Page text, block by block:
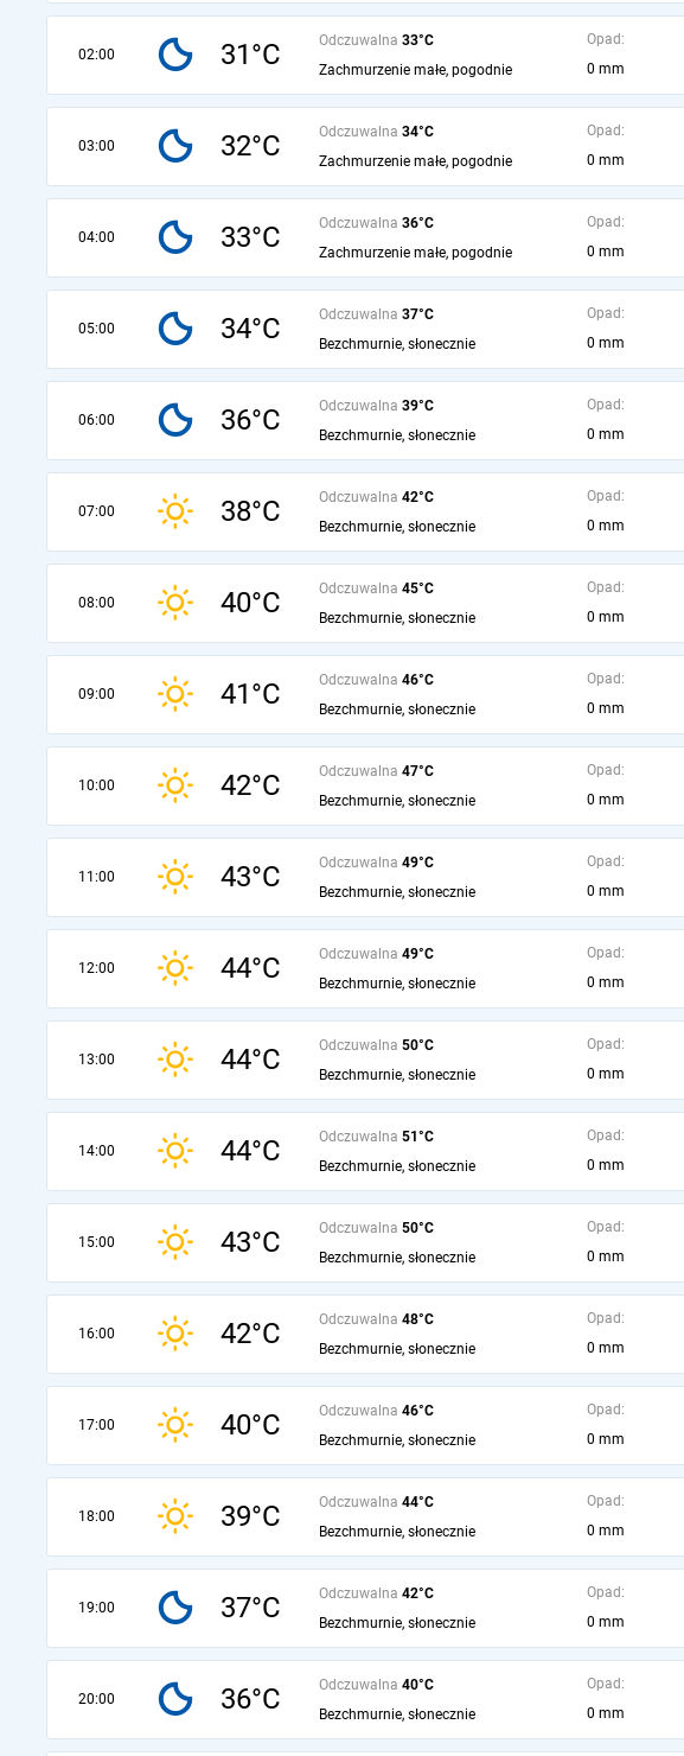
02:00 31°C Odczuwalna 33°C
Zachmurzenie małe, pogodnie
Opad:
0 mm
03:00 32°C Odczuwalna 34°C
Zachmurzenie małe, pogodnie
Opad:
0 mm
04:00 33°C Odczuwalna 36°C
Zachmurzenie małe, pogodnie
Opad:
0 mm
05:00 34°C Odczuwalna 37°C
Bezchmurnie, słonecznie
Opad:
0 mm
06:00 36°C Odczuwalna 39°C
Bezchmurnie, słonecznie
Opad:
0 mm
07:00 38°C Odczuwalna 42°C
Bezchmurnie, słonecznie
Opad:
0 mm
08:00 40°C Odczuwalna 45°C
Bezchmurnie, słonecznie
Opad:
0 mm
09:00 41°C Odczuwalna 46°C
Bezchmurnie, słonecznie
Opad:
0 mm
10:00 42°C Odczuwalna 47°C
Bezchmurnie, słonecznie
Opad:
0 mm
11:00 43°C Odczuwalna 49°C
Bezchmurnie, słonecznie
Opad:
0 mm
12:00 44°C Odczuwalna 49°C
Bezchmurnie, słonecznie
Opad:
0 mm
13:00 44°C Odczuwalna 50°C
Bezchmurnie, słonecznie
Opad:
0 mm
14:00 44°C Odczuwalna 51°C
Bezchmurnie, słonecznie
Opad:
0 mm
15:00 43°C Odczuwalna 50°C
Bezchmurnie, słonecznie
Opad:
0 mm
16:00 42°C Odczuwalna 48°C
Bezchmurnie, słonecznie
Opad:
0 mm
17:00 40°C Odczuwalna 46°C
Bezchmurnie, słonecznie
Opad:
0 mm
18:00 39°C Odczuwalna 44°C
Bezchmurnie, słonecznie
Opad:
0 mm
19:00 37°C Odczuwalna 42°C
Bezchmurnie, słonecznie
Opad:
0 mm
20:00 36°C Odczuwalna 40°C
Bezchmurnie, słonecznie
Opad:
0 mm